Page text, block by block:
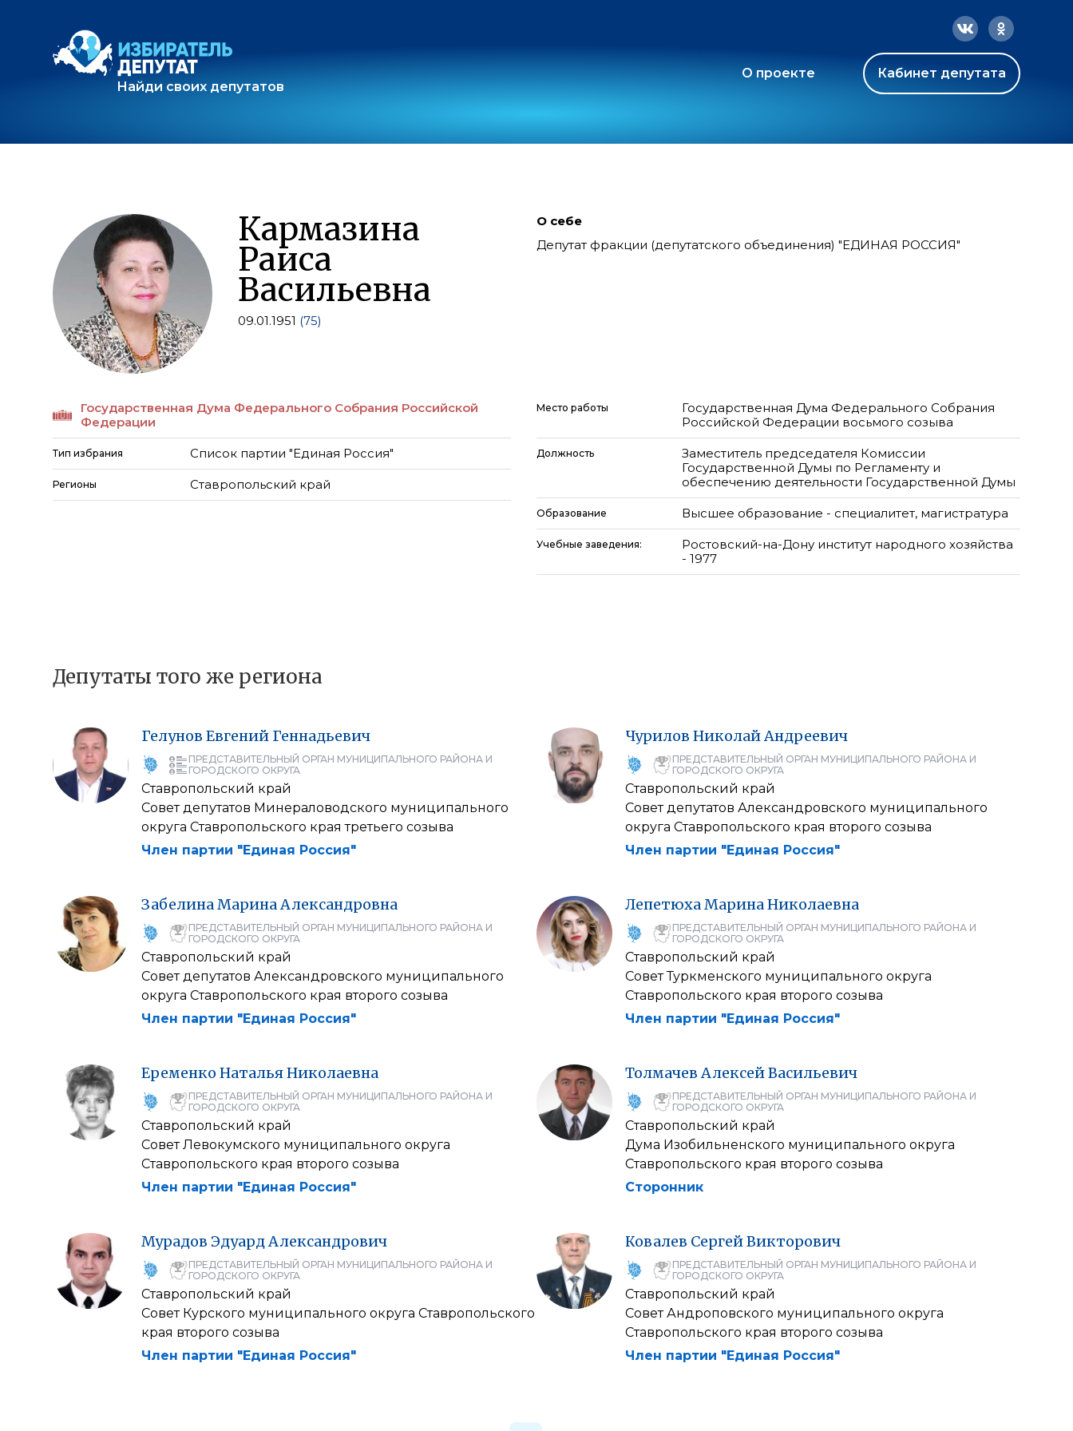
Найди своих депутатов
О проекте Кабинет депутата
Кармазина
Раиса
Васильевна
09.01.1951 (75)
О себе
Депутат фракции (депутатского объединения) "ЕДИНАЯ РОССИЯ"
Государственная Дума Федерального Собрания Российской
Федерации
Тип избрания Список партии "Единая Россия"
Регионы Ставропольский край
Место работы
Государственная Дума Федерального Собрания
Российской Федерации восьмого созыва
Должность
Заместитель председателя Комиссии
Государственной Думы по Регламенту и
обеспечению деятельности Государственной Думы
Образование Высшее образование - специалитет, магистратура
Учебные заведения:
Ростовский-на-Дону институт народного хозяйства
- 1977
Депутаты того же региона
Гелунов Евгений Геннадьевич
ПРЕДСТАВИТЕЛЬНЫЙ ОРГАН МУНИЦИПАЛЬНОГО РАЙОНА И
ГОРОДСКОГО ОКРУГА
Ставропольский край
Совет депутатов Минераловодского муниципального
округа Ставропольского края третьего созыва
Член партии "Единая Россия"
Чурилов НиколайАндреевич
ПРЕДСТАВИТЕЛЬНЫЙ ОРГАН МУНИЦИПАЛЬНОГО РАЙОНА И
ГОРОДСКОГО ОКРУГА
Ставропольский край
Совет депутатов Александровского муниципального
округа Ставропольского края второго созыва
Член партии "Единая Россия"
ЗабелинаМаринаАлександровна
ПРЕДСТАВИТЕЛЬНЫЙ ОРГАН МУНИЦИПАЛЬНОГО РАЙОНА И
ГОРОДСКОГО ОКРУГА
Ставропольский край
Совет депутатов Александровского муниципального
округа Ставропольского края второго созыва
Член партии "Единая Россия"
ЛепетюхаМаринаНиколаевна
ПРЕДСТАВИТЕЛЬНЫЙ ОРГАН МУНИЦИПАЛЬНОГО РАЙОНА И
ГОРОДСКОГО ОКРУГА
Ставропольский край
Совет Туркменского муниципального округа
Ставропольского края второго созыва
Член партии "Единая Россия"
Еременко НатальяНиколаевна
ПРЕДСТАВИТЕЛЬНЫЙ ОРГАН МУНИЦИПАЛЬНОГО РАЙОНА И
ГОРОДСКОГО ОКРУГА
Ставропольский край
Совет Левокумского муниципального округа
Ставропольского края второго созыва
Член партии "Единая Россия"
Толмачев АлексейВасильевич
ПРЕДСТАВИТЕЛЬНЫЙ ОРГАН МУНИЦИПАЛЬНОГО РАЙОНА И
ГОРОДСКОГО ОКРУГА
Ставропольский край
Дума Изобильненского муниципального округа
Ставропольского края второго созыва
Сторонник
Мурадов ЭдуардАлександрович
ПРЕДСТАВИТЕЛЬНЫЙ ОРГАН МУНИЦИПАЛЬНОГО РАЙОНА И
ГОРОДСКОГО ОКРУГА
Ставропольский край
Совет Курского муниципального округа Ставропольского
края второго созыва
Член партии "Единая Россия"
Ковалев СергейВикторович
ПРЕДСТАВИТЕЛЬНЫЙ ОРГАН МУНИЦИПАЛЬНОГО РАЙОНА И
ГОРОДСКОГО ОКРУГА
Ставропольский край
Совет Андроповского муниципального округа
Ставропольского края второго созыва
Член партии "Единая Россия"